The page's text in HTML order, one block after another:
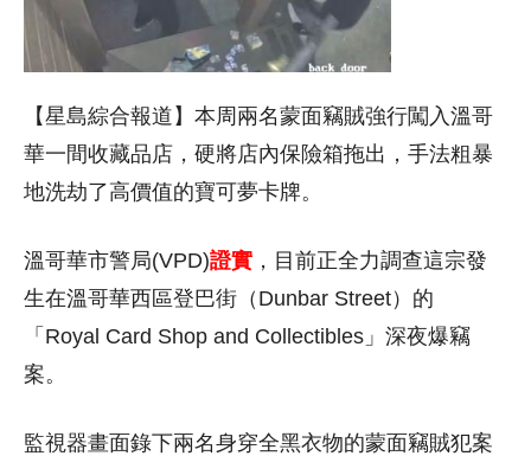
【星島綜合報道】本周兩名蒙面竊賊強行闖入溫哥
華一間收藏品店，硬將店內保險箱拖出，手法粗暴
地洗劫了高價值的寶可夢卡牌。
溫哥華市警局(VPD)證實 ，目前正全力調查這宗發
生在溫哥華西區登巴街（Dunbar Street）的
「Royal Card Shop and Collectibles」深夜爆竊
案。
監視器畫面錄下兩名身穿全黑衣物的蒙面竊賊犯案